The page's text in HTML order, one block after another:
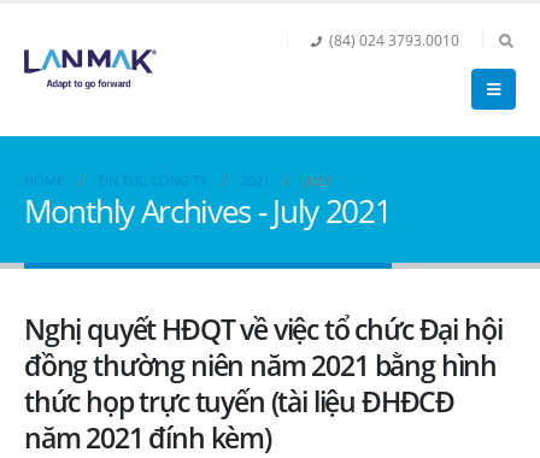
(84) 024 3793.0010
HOME TIN TỨC CÔNG TY 2021 JULY
Monthly Archives - July 2021
Nghị quyết HĐQT về việc tổ chức Đại hội
đồng thường niên năm 2021 bằng hình
thức họp trực tuyến (tài liệu ĐHĐCĐ
năm 2021 đính kèm)